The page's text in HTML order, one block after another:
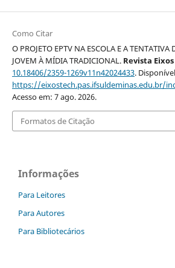
Como Citar
O PROJETO EPTV NA ESCOLA E A
JOVEM À MÍDIA TRADICIONAL. Revista
10.18406/2359-1269v11n42024433.
https://eixostech.pas.ifsuldeminas.edu.br/
Acesso em: 7 ago. 2026.
Formatos de Citação
Informações
Para Leitores
Para Autores
Para Bibliotecários